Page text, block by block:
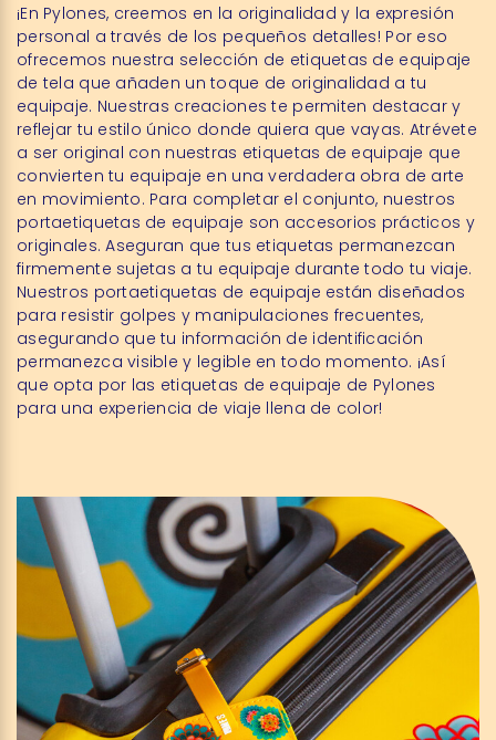
¡En Pylones, creemos en la originalidad y la expresión
personal a través de los pequeños detalles! Por eso
ofrecemos nuestra selección de etiquetas de equipaje
de tela que añaden un toque de originalidad a tu
equipaje. Nuestras creaciones te permiten destacar y
reflejar tu estilo único donde quiera que vayas. Atrévete
a ser original con nuestras etiquetas de equipaje que
convierten tu equipaje en una verdadera obra de arte
en movimiento. Para completar el conjunto, nuestros
portaetiquetas de equipaje son accesorios prácticos y
originales. Aseguran que tus etiquetas permanezcan
firmemente sujetas a tu equipaje durante todo tu viaje.
Nuestros portaetiquetas de equipaje están diseñados
para resistir golpes y manipulaciones frecuentes,
asegurando que tu información de identificación
permanezca visible y legible en todo momento. ¡Así
que opta por las etiquetas de equipaje de Pylones
para una experiencia de viaje llena de color!